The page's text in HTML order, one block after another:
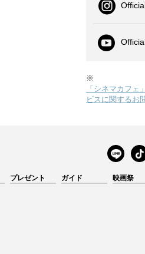
※
「シネマカフェ
ビスに関するお
プレゼント ガイド 映画祭